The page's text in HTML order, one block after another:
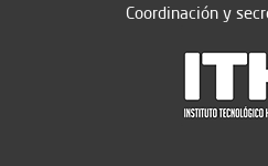
Coordinación y